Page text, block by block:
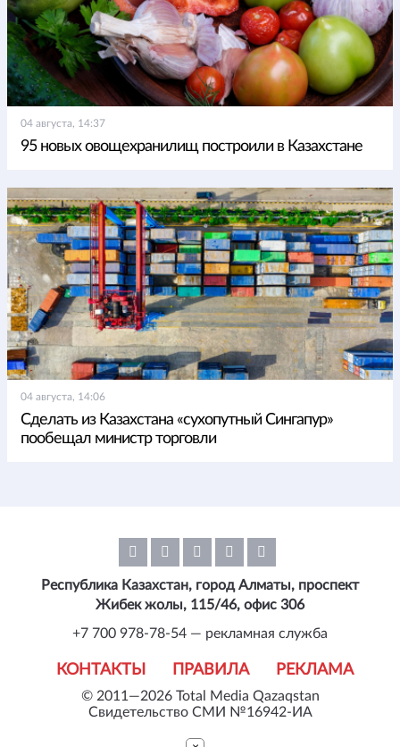
04 августа, 14:37
95 новых овощехранилищ построили в Казахстане
04 августа, 14:06
Сделать из Казахстана «сухопутный Сингапур»
пообещал министр торговли
© 2011—2026 Total Media Qazaqstan
Свидетельство СМИ №16942-ИА
КОНТАКТЫ ПРАВИЛА РЕКЛАМА
Республика Казахстан, город Алматы, проспект
Жибек жолы, 115/46, офис 306
+7 700 978-78-54 — рекламная служба